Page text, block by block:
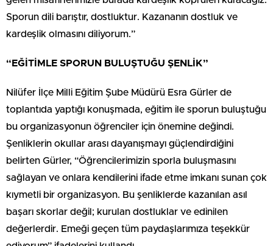
Sporun dili barıştır, dostluktur. Kazananın dostluk ve
kardeşlik olmasını diliyorum.”
“EĞİTİMLE SPORUN BULUŞTUĞU ŞENLİK”
Nilüfer İlçe Milli Eğitim Şube Müdürü Esra Gürler de
toplantıda yaptığı konuşmada, eğitim ile sporun buluştuğu
bu organizasyonun öğrenciler için önemine değindi.
Şenliklerin okullar arası dayanışmayı güçlendirdiğini
belirten Gürler, “Öğrencilerimizin sporla buluşmasını
sağlayan ve onlara kendilerini ifade etme imkanı sunan çok
kıymetli bir organizasyon. Bu şenliklerde kazanılan asıl
başarı skorlar değil; kurulan dostluklar ve edinilen
değerlerdir. Emeği geçen tüm paydaşlarımıza teşekkür